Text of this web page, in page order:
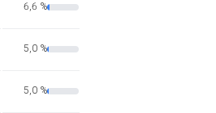
6,6 %
5,0 %
5,0 %